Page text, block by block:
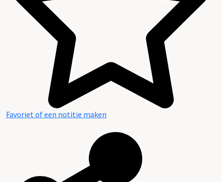
Favoriet of een notitie maken